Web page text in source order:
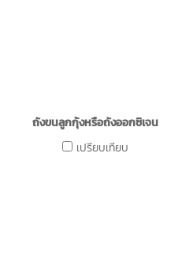
ถังขนลูกกุ้งหรือถังออกซิเจน
เปรียบเทียบ